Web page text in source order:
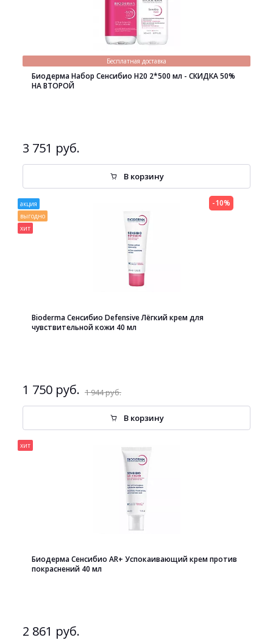
Бесплатная доставка
Биодерма Набор Сенсибио H20 2*500 мл - СКИДКА 50%
НА ВТОРОЙ
3 751 руб.
В корзину
акция
выгодно
хит
Bioderma Сенсибио Defensive Лёгкий крем для
чувствительной кожи 40 мл
1 750 руб. 1 944 руб.
-10%
В корзину
хит
Биодерма Сенсибио AR+ Успокаивающий крем против
покраснений 40 мл
2 861 руб.